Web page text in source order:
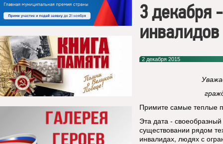
3 декабря
инвалидов
2 декабря 2015
Примите самые теплые
Эта дата -
существовании рядом
инвалидах, людях с